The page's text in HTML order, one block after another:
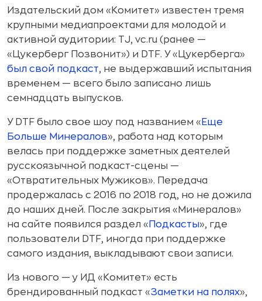
Издательский дом «Комитет» известен тремя
крупными медиапроектами для молодой и
активной аудитории: TJ, vc.ru (ранее —
«Цукерберг Позвонит») и DTF. У «Цукерберга»
был свой подкаст, не выдержавший испытания
временем — всего было записано лишь
семнадцать выпусков.
У DTF было свое шоу под названием « Еще
Больше Минералов», работа над которым
велась при поддержке заметных деятелей
русскоязычной подкаст-сцены —
«Отвратительных Мужиков». Передача
продержалась с 2016 по 2018 год, но не дожила
до наших дней. После закрытия «Минералов»
на сайте появился раздел « Подкасты», где
пользователи DTF, иногда при поддержке
самого издания, выкладывают свои записи.
Из нового — у ИД «Комитет» есть
брендированный подкаст «Заметки на полях»,